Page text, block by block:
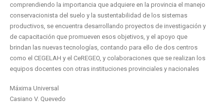
comprendiendo la importancia que adquiere en la provincia el manejo
conservacionista del suelo y la sustentabilidad de los sistemas
productivos, se encuentra desarrollando proyectos de investigación y
de capacitación que promueven esos objetivos, y el apoyo que
brindan las nuevas tecnologías, contando para ello de dos centros
como el CEGELAH y el CeREGEO, y colaboraciones que se realizan los
equipos docentes con otras instituciones provinciales y nacionales
Máxima Universal
Casiano V. Quevedo